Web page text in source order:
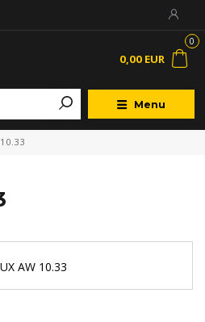
Menu
0
0,00 EUR